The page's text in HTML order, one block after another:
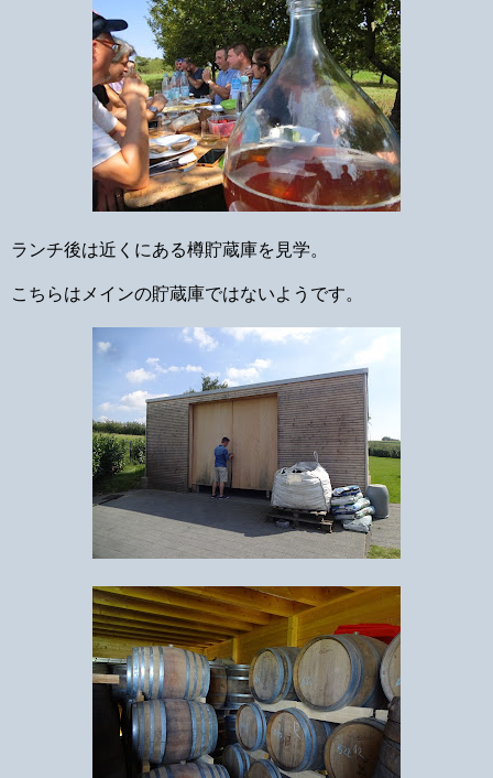
ランチ後は近くにある樽貯蔵庫を見学。
こちらはメインの貯蔵庫ではないようです。